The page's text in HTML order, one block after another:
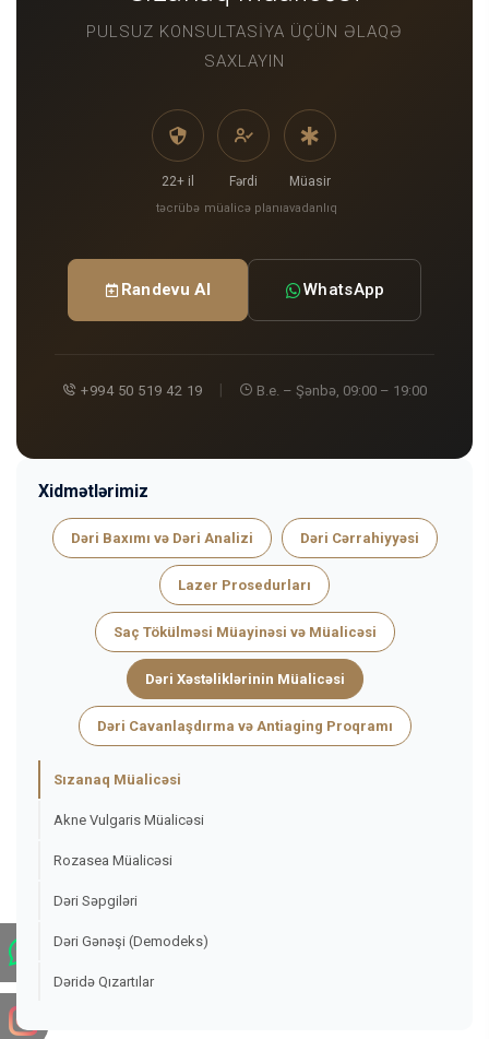
PULSUZ KONSULTASIYA ÜÇÜN ƏLAQƏ
SAXLAYIN
22+ il
təcrübə
Fərdi
müalicə planı
Müasir
avadanlıq
Randevu Al WhatsApp
+994 50 519 42 19 B.e. – Şənbə, 09:00 – 19:00
Xidmətlərimiz
Dəri Baxımı və Dəri Analizi Dəri Cərrahiyyəsi
Lazer Prosedurları
Saç Tökülməsi Müayinəsi və Müalicəsi
Dəri Xəstəliklərinin Müalicəsi
Dəri Cavanlaşdırma və Antiaging Proqramı
Sızanaq Müalicəsi
Akne Vulgaris Müalicəsi
Rozasea Müalicəsi
Dəri Səpgiləri
Dəri Gənəşi (Demodeks)
Dəridə Qızartılar